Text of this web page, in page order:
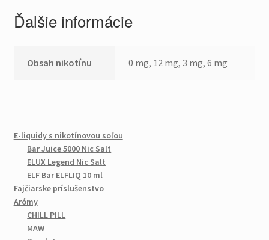
Ďalšie informácie
Obsah nikotínu 0 mg, 12 mg, 3 mg, 6 mg
E-liquidy s nikotínovou soľou
Bar Juice 5000 Nic Salt
ELUX Legend Nic Salt
ELF Bar ELFLIQ 10 ml
Fajčiarske príslušenstvo
Arómy
CHILL PILL
MAW